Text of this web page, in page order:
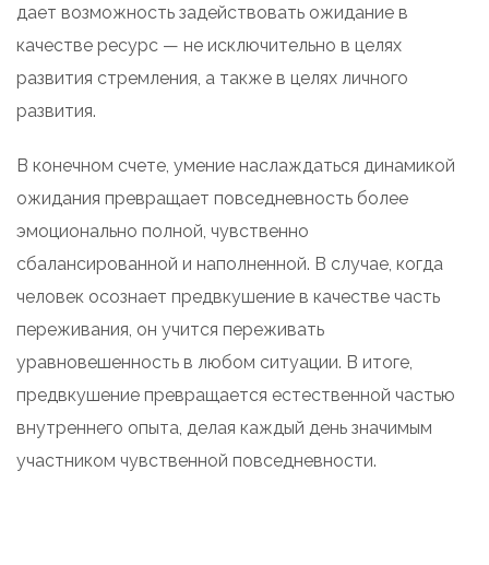
дает возможность задействовать ожидание в
качестве ресурс — не исключительно в целях
развития стремления, а также в целях личного
развития.
В конечном счете, умение наслаждаться динамикой
ожидания превращает повседневность более
эмоционально полной, чувственно
сбалансированной и наполненной. В случае, когда
человек осознает предвкушение в качестве часть
переживания, он учится переживать
уравновешенность в любом ситуации. В итоге,
предвкушение превращается естественной частью
внутреннего опыта, делая каждый день значимым
участником чувственной повседневности.